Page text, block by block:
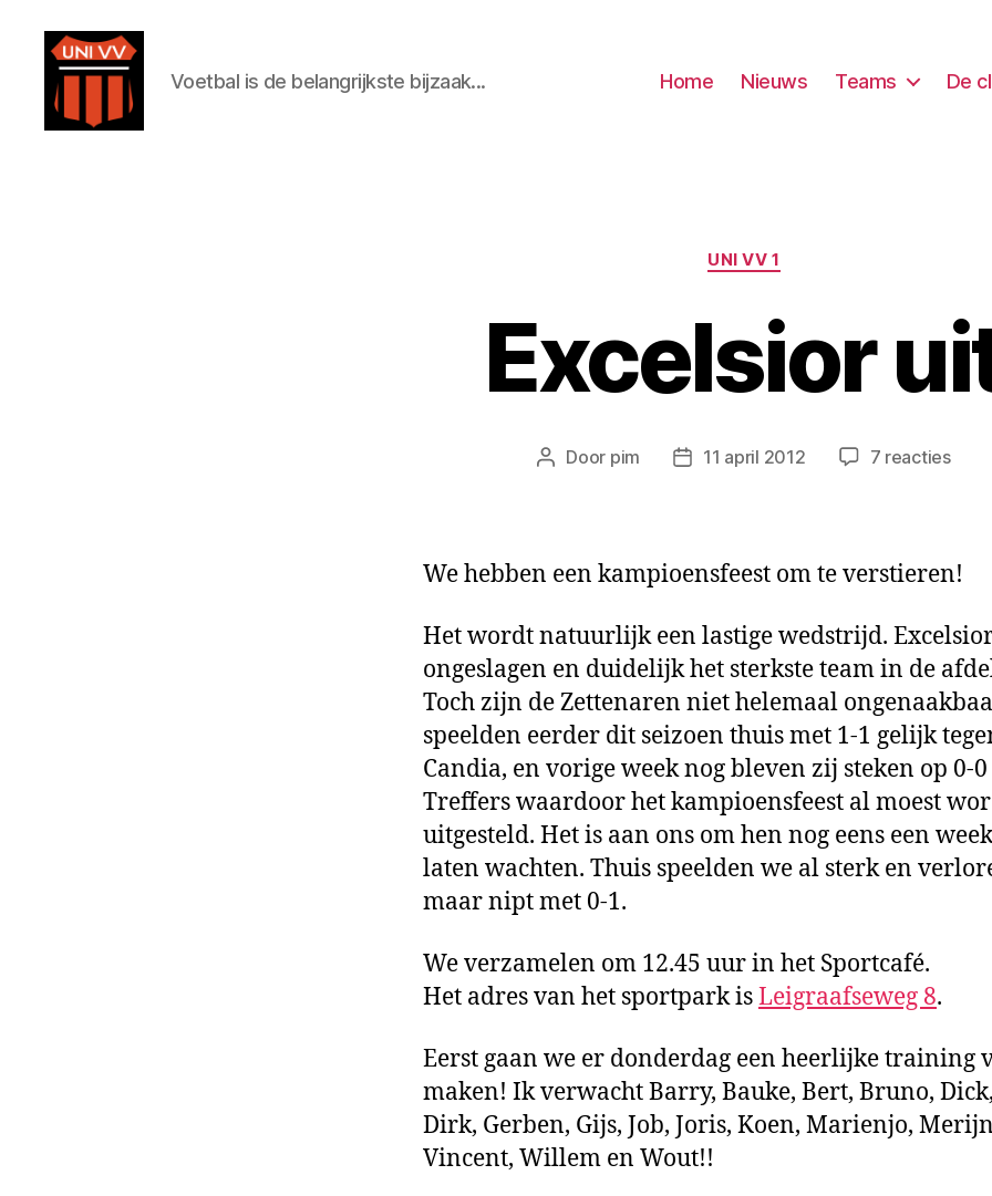
Voetbal is de belangrijkste bijzaak... Home Nieuws Teams De
Categorieën
UNI VV 1
Excelsior
Berichtauteur
Door pim Berichtdatum
11 april 2012 7 reactiesop
We hebben een kampioensfeest om te verstieren!
Het wordt natuurlijk een lastige wedstrijd.
ongeslagen en duidelijk het sterkste team in de
Toch zijn de Zettenaren niet helemaal
speelden eerder dit seizoen thuis met 1-1 gelijk
Candia, en vorige week nog bleven zij steken op 0-
Treffers waardoor het kampioensfeest al moest
uitgesteld. Het is aan ons om hen nog eens een
laten wachten. Thuis speelden we al sterk en
maar nipt met 0-1.
We verzamelen om 12.45 uur in het Sportcafé.
Het adres van het sportpark isLeigraafseweg 8.
Eerst gaan we er donderdag een heerlijke training
maken! Ik verwacht Barry, Bauke, Bert, Bruno,
Dirk, Gerben, Gijs, Job, Joris, Koen, Marienjo,
Vincent, Willem en Wout!!